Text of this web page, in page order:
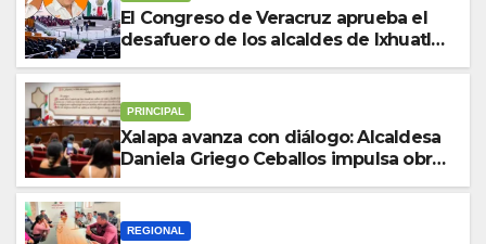
El Congreso de Veracruz aprueba el
desafuero de los alcaldes de Ixhuatlán
PRINCIPAL
Xalapa avanza con diálogo: Alcaldesa
Daniela Griego Ceballos impulsa obras
REGIONAL